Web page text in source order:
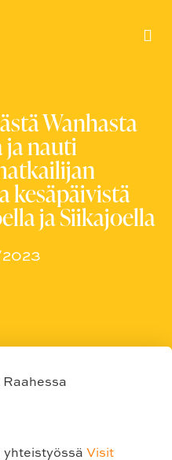
Wanhasta
ja nauti
kesäpäivistä
ja Siikajoella
yhteistyössä Visit